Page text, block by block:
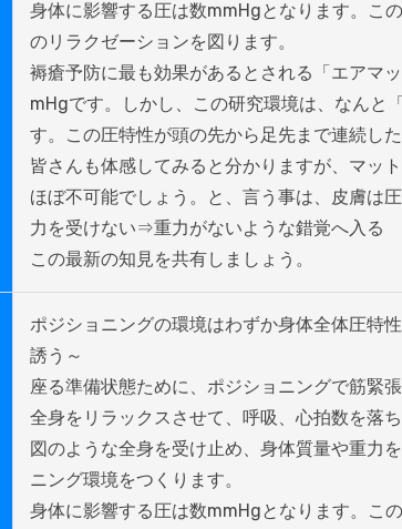
身体に影響する圧は数mmHgとなります。こ
のリラクゼーションを図ります。
褥瘡予防に最も効果があるとされる「エアマ
mHgです。しかし、この研究環境は、なんと
す。この圧特性が頭の先から足先まで連続し
皆さんも体感してみると分かりますが、マッ
ほぼ不可能でしょう。と、言う事は、皮膚は
力を受けない⇒重力がないような錯覚へ入る
この最新の知見を共有しましょう。
ポジショニングの環境はわずか身体全体圧特
誘う～
座る準備状態ために、ポジショニングで筋緊張
全身をリラックスさせて、呼吸、心拍数を落
図のような全身を受け止め、身体質量や重力
ニング環境をつくります。
身体に影響する圧は数mmHgとなります。こ